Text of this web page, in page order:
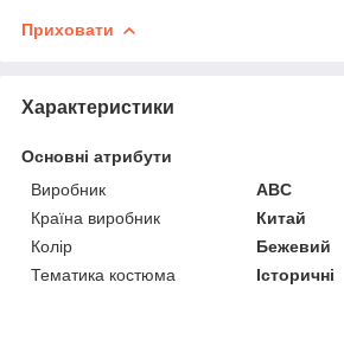
Приховати
Характеристики
Основні атрибути
Виробник
ABC
Країна виробник
Китай
Колір
Бежевий
Тематика костюма
Історичні